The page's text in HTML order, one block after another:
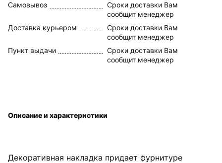
Самовывоз
Сроки доставки Вам
сообщит менеджер
Доставка курьером
Сроки доставки Вам
сообщит менеджер
Пункт выдачи
Сроки доставки Вам
сообщит менеджер
Декоративная накладка придает фурнитуре
Описание и характеристики